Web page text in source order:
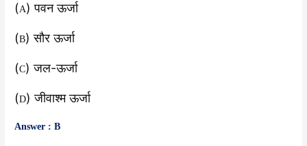
(A) पवन ऊर्जा
(B) सौर ऊर्जा
(C) जल-ऊर्जा
(D) जीवाश्म ऊर्जा
Answer : B